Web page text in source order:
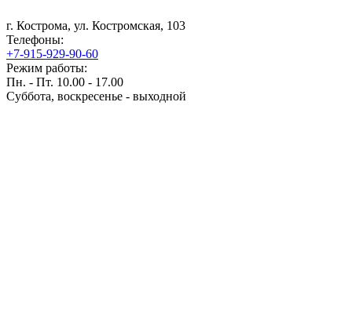
г. Кострома, ул. Костромская, 103
Телефоны:
+7-915-929-90-60
Режим работы:
Пн. - Пт. 10.00 - 17.00
Суббота, воскресенье - выходной